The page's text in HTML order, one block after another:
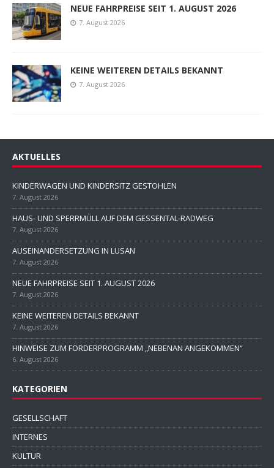
NEUE FAHRPREISE SEIT 1. AUGUST 2026
7. August 2026
KEINE WEITEREN DETAILS BEKANNT
7. August 2026
AKTUELLES
KINDERWAGEN UND KINDERSITZ GESTOHLEN
7. August 2026
HAUS- UND SPERRMÜLL AUF DEM GESSENTAL-RADWEG
7. August 2026
AUSEINANDERSETZUNG IN LUSAN
7. August 2026
NEUE FAHRPREISE SEIT 1. AUGUST 2026
7. August 2026
KEINE WEITEREN DETAILS BEKANNT
7. August 2026
HINWEISE ZUM FÖRDERPROGRAMM „NEBENAN ANGEKOMMEN“
6. August 2026
KATEGORIEN
GESELLSCHAFT
INTERNES
KULTUR